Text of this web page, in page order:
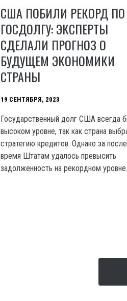
США ПОБИЛИ РЕКОРД ПО
ГОСДОЛГУ: ЭКСПЕРТЫ
СДЕЛАЛИ ПРОГНОЗ О
БУДУЩЕМ ЭКОНОМИКИ
СТРАНЫ
19 СЕНТЯБРЯ, 2023
Государственный долг США всегда
высоком уровне, так как страна
стратегию кредитов. Однако за
время Штатам удалось превысить
задолженность на рекордном уровне.